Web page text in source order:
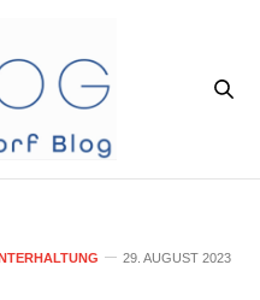
29. AUGUST 2023